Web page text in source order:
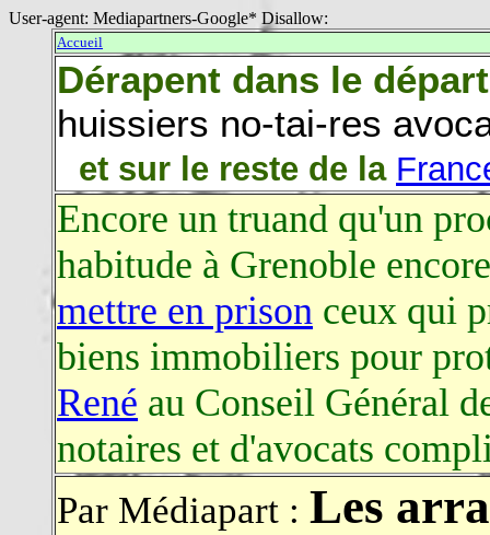
User-agent: Mediapartners-Google* Disallow:
Accueil
Dérapent dans le
huissiers no-tai-res
et sur le reste de la
Encore un truand qu'un
habitude à Grenoble
mettre en prison ceux qui
biens immobiliers pour
René au Conseil Général
notaires et d'avocats
Par Médiapart : Les